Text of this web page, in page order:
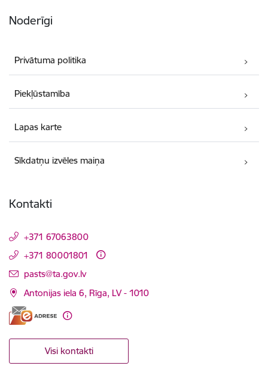
Noderīgi
Privātuma politika
Piekļūstamība
Lapas karte
Sīkdatņu izvēles maiņa
Kontakti
+371 67063800
+371 80001801
E-pasts:
pasts@ta.gov.lv
Antonijas iela 6, Rīga, LV - 1010
Visi kontakti